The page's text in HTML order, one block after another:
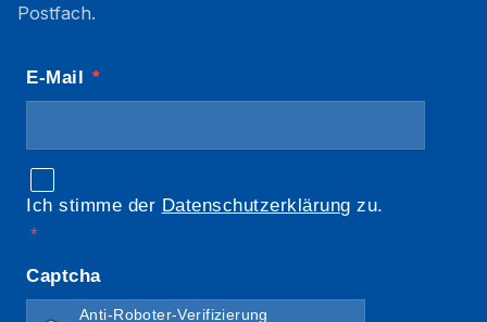
Postfach.